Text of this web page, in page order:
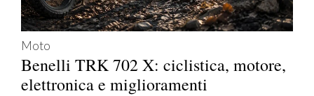
Moto
Benelli TRK 702 X: ciclistica, motore,
elettronica e miglioramenti